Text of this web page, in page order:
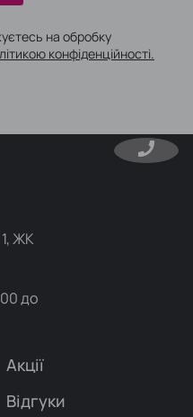
на обробку
конфіденційності.
ЖК
до
Акції
Відгуки